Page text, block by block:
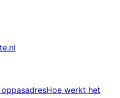
Hoe werkt het